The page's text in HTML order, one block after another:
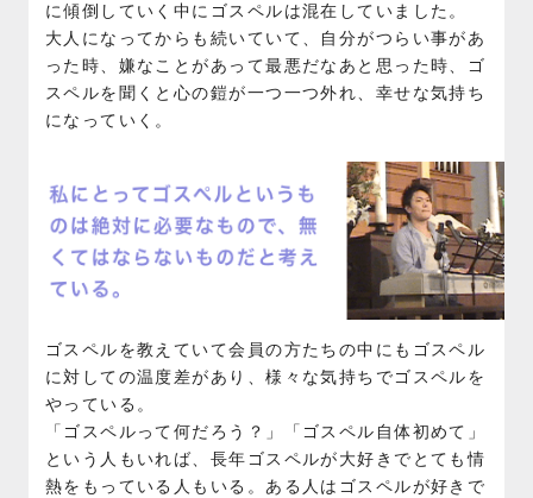
に傾倒していく中にゴスペルは混在していました。
大人になってからも続いていて、自分がつらい事があ
った時、嫌なことがあって最悪だなあと思った時、ゴ
スペルを聞くと心の鎧が一つ一つ外れ、幸せな気持ち
になっていく。
ゴスペルを教えていて会員の方たちの中にもゴスペル
に対しての温度差があり、様々な気持ちでゴスペルを
やっている。
「ゴスペルって何だろう？」「ゴスペル自体初めて」
という人もいれば、長年ゴスペルが大好きでとても情
熱をもっている人もいる。ある人はゴスペルが好きで